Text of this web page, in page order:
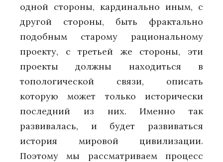
одной стороны, кардинально иным, с
другой стороны, быть фрактально
подобным старому рациональному
проекту, с третьей же стороны, эти
проекты должны находиться в
топологической связи, описать
которую может только исторически
последний из них. Именно так
развивалась, и будет развиваться
история мировой цивилизации.
Поэтому мы рассматриваем процесс